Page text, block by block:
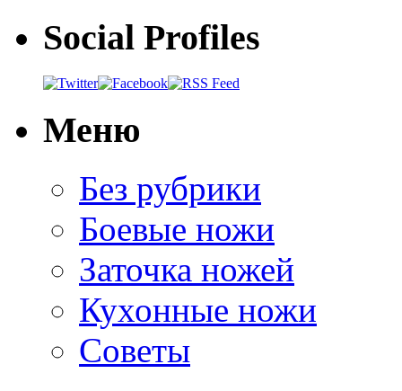
Social Profiles
Меню
Без рубрики
Боевые ножи
Заточка ножей
Кухонные ножи
Советы